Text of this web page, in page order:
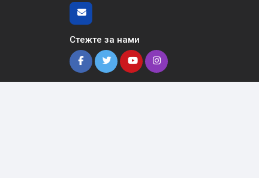
Стежте за нами